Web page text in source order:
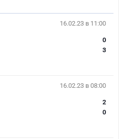
16.02.23 в 11:00
0
3
16.02.23 в 08:00
2
0